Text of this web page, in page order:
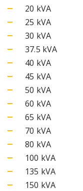
20 kVA
25 kVA
30 kVA
37.5 kVA
40 kVA
45 kVA
50 kVA
60 kVA
65 kVA
70 kVA
80 kVA
100 kVA
135 kVA
150 kVA